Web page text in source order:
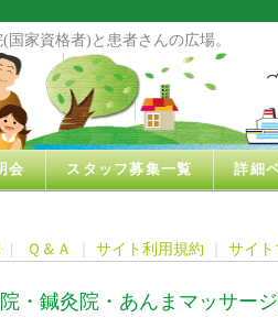
家資格者)と患者さんの広場。
会 スタッフ募集一覧 詳細
| Ｑ＆Ａ サイト利用規約 サイト
・鍼灸院・あんまマッサー